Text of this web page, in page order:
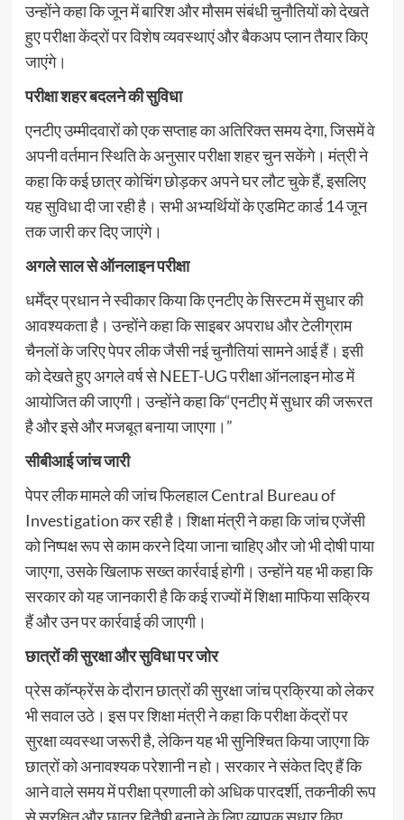
उन्होंने कहा कि जून में बारिश और मौसम संबंधी चुनौतियों को देखते
हुए परीक्षा केंद्रों पर विशेष व्यवस्थाएं और बैकअप प्लान तैयार किए
जाएंगे।
परीक्षा शहर बदलने की सुविधा
एनटीए उम्मीदवारों को एक सप्ताह का अतिरिक्त समय देगा, जिसमें वे
अपनी वर्तमान स्थिति के अनुसार परीक्षा शहर चुन सकेंगे। मंत्री ने
कहा कि कई छात्र कोचिंग छोड़कर अपने घर लौट चुके हैं, इसलिए
यह सुविधा दी जा रही है। सभी अभ्यर्थियों के एडमिट कार्ड 14 जून
तक जारी कर दिए जाएंगे।
अगले साल से ऑनलाइन परीक्षा
धर्मेंद्र प्रधान ने स्वीकार किया कि एनटीए के सिस्टम में सुधार की
आवश्यकता है। उन्होंने कहा कि साइबर अपराध और टेलीग्राम
चैनलों के जरिए पेपर लीक जैसी नई चुनौतियां सामने आई हैं। इसी
को देखते हुए अगले वर्ष से NEET-UG परीक्षा ऑनलाइन मोड में
आयोजित की जाएगी। उन्होंने कहा कि“एनटीए में सुधार की जरूरत
है और इसे और मजबूत बनाया जाएगा।”
सीबीआई जांच जारी
पेपर लीक मामले की जांच फिलहाल Central Bureau of
Investigation कर रही है। शिक्षा मंत्री ने कहा कि जांच एजेंसी
को निष्पक्ष रूप से काम करने दिया जाना चाहिए और जो भी दोषी पाया
जाएगा, उसके खिलाफ सख्त कार्रवाई होगी। उन्होंने यह भी कहा कि
सरकार को यह जानकारी है कि कई राज्यों में शिक्षा माफिया सक्रिय
हैं और उन पर कार्रवाई की जाएगी।
छात्रों की सुरक्षा और सुविधा पर जोर
प्रेस कॉन्फ्रेंस के दौरान छात्रों की सुरक्षा जांच प्रक्रिया को लेकर
भी सवाल उठे। इस पर शिक्षा मंत्री ने कहा कि परीक्षा केंद्रों पर
सुरक्षा व्यवस्था जरूरी है, लेकिन यह भी सुनिश्चित किया जाएगा कि
छात्रों को अनावश्यक परेशानी न हो। सरकार ने संकेत दिए हैं कि
आने वाले समय में परीक्षा प्रणाली को अधिक पारदर्शी, तकनीकी रूप